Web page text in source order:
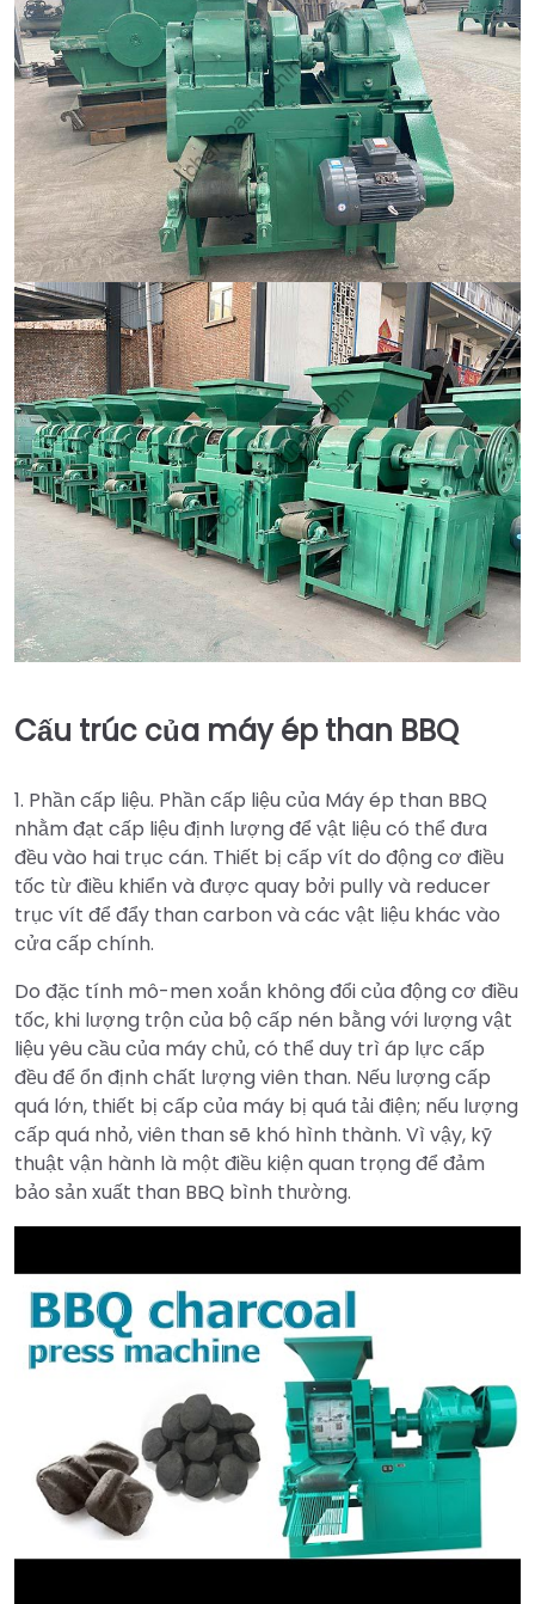
Cấu trúc của máy ép than BBQ
1. Phần cấp liệu. Phần cấp liệu của Máy ép than BBQ
nhằm đạt cấp liệu định lượng để vật liệu có thể đưa
đều vào hai trục cán. Thiết bị cấp vít do động cơ điều
tốc từ điều khiển và được quay bởi pully và reducer
trục vít để đẩy than carbon và các vật liệu khác vào
cửa cấp chính.
Do đặc tính mô-men xoắn không đổi của động cơ điều
tốc, khi lượng trộn của bộ cấp nén bằng với lượng vật
liệu yêu cầu của máy chủ, có thể duy trì áp lực cấp
đều để ổn định chất lượng viên than. Nếu lượng cấp
quá lớn, thiết bị cấp của máy bị quá tải điện; nếu lượng
cấp quá nhỏ, viên than sẽ khó hình thành. Vì vậy, kỹ
thuật vận hành là một điều kiện quan trọng để đảm
bảo sản xuất than BBQ bình thường.